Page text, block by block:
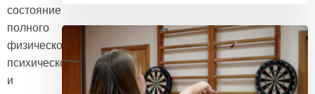
состояние
полного
физического,
психического
и